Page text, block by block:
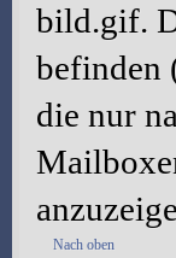
bild.gif.
befinden
die nur
Nach oben